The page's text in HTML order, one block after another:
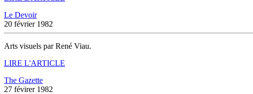
Le Devoir
20 février 1982
Arts visuels par René Viau.
LIRE L'ARTICLE
The Gazette
27 févirer 1982